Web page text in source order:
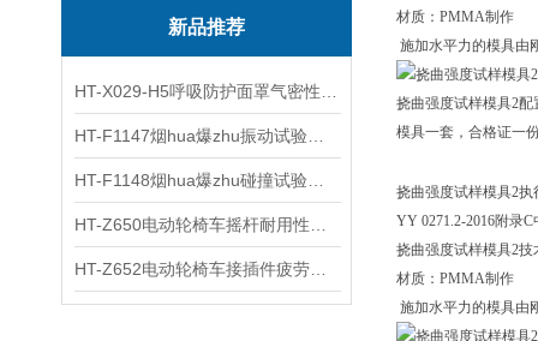
新品推荐
材质：PMMA制作
施加水平力的模具由
挠曲强度试样模具2配
模具一套，合格证一
挠曲强度试样模具2执
YY 0271.2-2016附录C
挠曲强度试样模具2技
材质：PMMA制作
施加水平力的模具由